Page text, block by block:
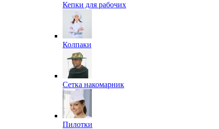
Кепки для рабочих
Колпаки
Сетка накомарник
Пилотки